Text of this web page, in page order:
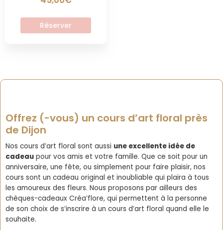
Réserver
produit
Offrez (-vous) un cours d’art floral près
de Dijon
Nos cours d’art floral sont aussi une excellente idée de
cadeau pour vos amis et votre famille. Que ce soit pour un
anniversaire, une fête, ou simplement pour faire plaisir, nos
cours sont un cadeau original et inoubliable qui plaira à tous
les amoureux des fleurs. Nous proposons par ailleurs des
chèques-cadeaux Créa’flore, qui permettent à la personne
de son choix de s’inscrire à un cours d’art floral quand elle le
souhaite.